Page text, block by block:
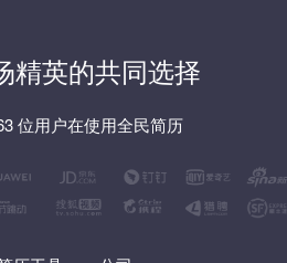
精英的共同选择
位用户在使用全民简历